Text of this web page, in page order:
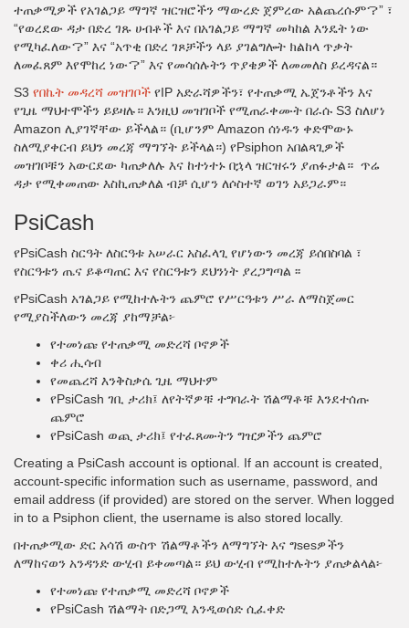
ተጠቃሚዎች የአገልጋይ ማግኛ ዝርዝሮችን ማውረድ ጀምረው አልጨረሱም？” ፣
“የወረደው ዳታ በድረ ገጹ ሀብቶች እና በአገልጋይ ማግኛ መካከል እንዴት ነው
የሚካፈለው？” እና “አጥቂ በድረ ገጾቻችን ላይ ያገልግሎት ክልከላ ጥቃት
ለመፈጸም እየሞከረ ነው？” እና የመሳሰሉትን ጥያቄዎች ለመመለስ ይረዳናል።
S3 የበኬት መዳረሻ መዝገቦች የIP አድራሻዎችን፣ የተጠቃሚ ኤጀንቶችን እና
የጊዜ ማህተሞችን ይይዛሉ። እንዚህ መዝገቦች የሚጠራቀሙት በራሱ S3 ስለሆነ
Amazon ሊያገኛቸው ይችላል። (ቢሆንም Amazon ሰነዱን ቀድሞውኑ
ስለሚያቀርብ ይህን መረጃ ማግኘት ይችላል።) የPsiphon አበልጻጊዎች
መዝገቦቹን አውርደው ካጠቃለሉ እና ከተነተኑ በኋላ ዝርዝሩን ያጠፉታል። ጥሬ
ዳታ የሚቀመጠው እስኪጠቃለል ብቻ ሲሆን ለሶስተኛ ወገን አይጋራም።
PsiCash
የPsiCash ስርዓት ለስርዓቱ አሠራር አስፈላጊ የሆነውን መረጃ ይሰበስባል ፣
የስርዓቱን ጤና ይቆጣጠር እና የስርዓቱን ደህንነት ያረጋግጣል ፡፡
የPsiCash አገልጋይ የሚከተሉትን ጨምሮ የሥርዓቱን ሥራ ለማስጀመር
የሚያስችለውን መረጃ ያከማቻል፦
የተመነጩ የተጠቃሚ መድረሻ ቦኖዎች
ቀሪ ሒሳብ
የመጨረሻ እንቅስቃሴ ጊዜ ማህተም
የPsiCash ገቢ ታሪክ፤ ለየትኛዎቹ ተግባራት ሽልማቶቹ እንደተሰጡ
ጨምሮ
የPsiCash ወጪ ታሪክ፤ የተፈጸሙትን ግዢዎችን ጨምሮ
Creating a PsiCash account is optional. If an account is created,
account-specific information such as username, password, and
email address (if provided) are stored on the server. When logged
in to a Psiphon client, the username is also stored locally.
በተጠቃሚው ድር አሳሽ ውስጥ ሽልማቶችን ለማግኘት እና ግsesዎችን
ለማከናወን አንዳንድ ውሂብ ይቀመጣል። ይህ ውሂብ የሚከተሉትን ያጠቃልላል፦
የተመነጩ የተጠቃሚ መድረሻ ቦኖዎች
የPsiCash ሽልማት በድጋሚ እንዲወሰድ ሲፈቀድ